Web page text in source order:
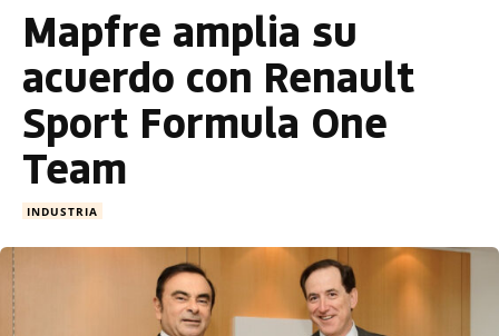
Mapfre amplia su
acuerdo con Renault
Sport Formula One
Team
INDUSTRIA